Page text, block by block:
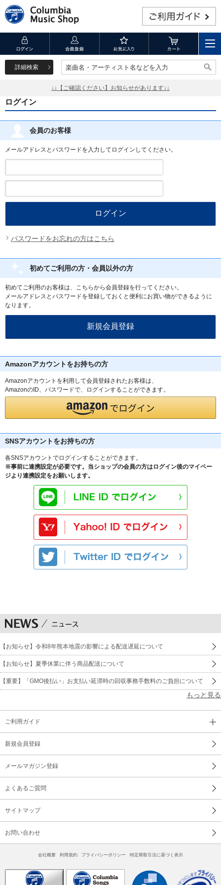
詳細検索 楽曲名・アーティスト名などを入力
楽曲名・アーティスト名などを入力
↓↓【ご確認ください】お知らせがあります↓↓
ログイン
会員のお客様
メールアドレスとパスワードを入力してログインしてください。
パスワードをお忘れの方はこちら
初めてご利用の方・会員以外の方
初めてご利用のお客様は、こちらから会員登録を行ってください。
メールアドレスとパスワードを登録しておくと便利にお買い物ができるように
なります。
Amazonアカウントをお持ちの方
Amazonアカウントを利用して会員登録されたお客様は、
AmazonのID、パスワードで、ログインすることができます。
SNSアカウントをお持ちの方
各SNSアカウントでログインすることができます。
※事前に連携設定が必要です。当ショップの会員の方はログイン後のマイペー
ジより連携設定をお願いします。
【お知らせ】令和8年熊本地震の影響による配送遅延について
【お知らせ】夏季休業に伴う商品配送について
【重要】「GMO後払い」お支払い延滞時の回収事務手数料のご負担について
もっと見る
ご利用ガイド
新規会員登録
メールマガジン登録
よくあるご質問
サイトマップ
お問い合わせ
会社概要 利用規約 プライバシーポリシー 特定商取引法に基づく表示